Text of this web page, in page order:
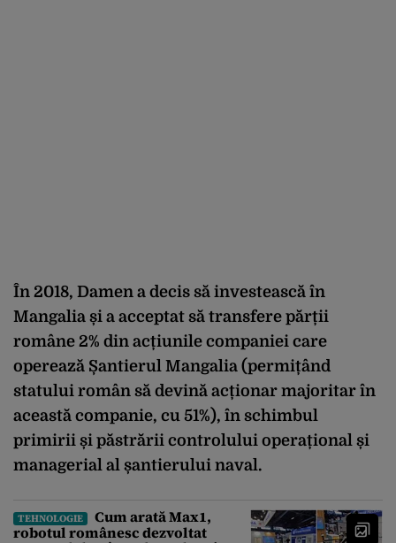
În 2018, Damen a decis să investească în
Mangalia și a acceptat să transfere părții
române 2% din acțiunile companiei care
operează Șantierul Mangalia (permițând
statului român să devină acționar majoritar în
această companie, cu 51%), în schimbul
primirii și păstrării controlului operațional și
managerial al șantierului naval.
TEHNOLOGIE
Cum arată Max1,
robotul românesc dezvoltat